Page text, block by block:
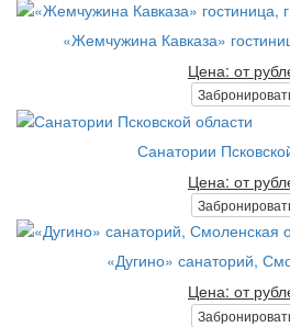
«Жемчужина Кавказа»
Цена: от
Санатории
Цена: от
«Дугино» санаторий,
Цена: от